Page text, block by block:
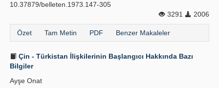
10.37879/belleten.1973.147-305
3291
2006
Özet Tam Metin PDF Benzer Makaleler
Çin - Türkistan İlişkilerinin Başlangıcı Hakkında Bazı
Bilgiler
Ayşe Onat